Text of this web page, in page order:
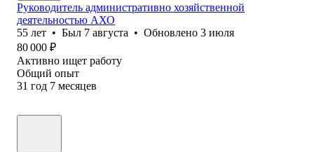
Руководитель административно хозяйственной
деятельностью АХО
55 лет • Был 7 августа • Обновлено 3 июля
80 000 ₽
Активно ищет работу
Общий опыт
31 год 7 месяцев